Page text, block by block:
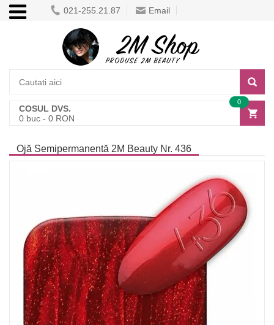
021-255.21.87 Email
COSUL DVS.
0 buc - 0 RON
0
Ojă Semipermanentă 2M Beauty Nr. 436